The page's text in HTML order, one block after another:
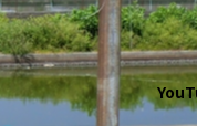
法を解説します